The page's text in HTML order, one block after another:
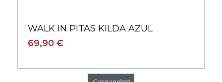
WALK IN PITAS KILDA AZUL
69,90 €